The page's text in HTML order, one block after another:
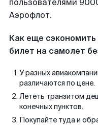
пользователями
Аэрофлот.
Как еще сэкономить
билет на самолет
У разных
различаются по цене.
Лететь транзитом
конечных пунктов.
Покупайте туда и